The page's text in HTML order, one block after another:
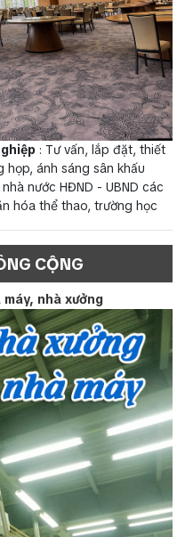
: Tư vấn, lắp đặt, thiết
họp, ánh sáng sân khấu
nước HĐND - UBND các
hóa thể thao, trường học
CỘNG
nhà xưởng